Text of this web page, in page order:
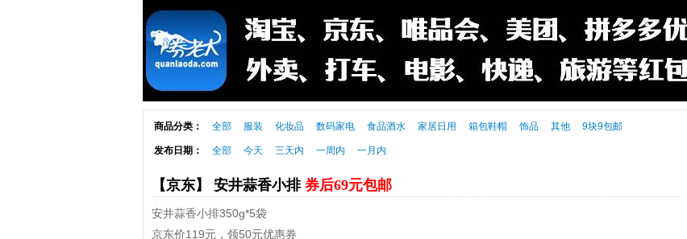
商品分类： 全部 服装 化妆品 数码家电 食品酒水 家居日用 箱包鞋帽 饰品 其他 9块9包邮
发布日期： 全部 今天 三天内 一周内 一月内
【京东】 安井蒜香小排 券后69元包邮
安井蒜香小排350g*5袋
京东价119元，领50元优惠券